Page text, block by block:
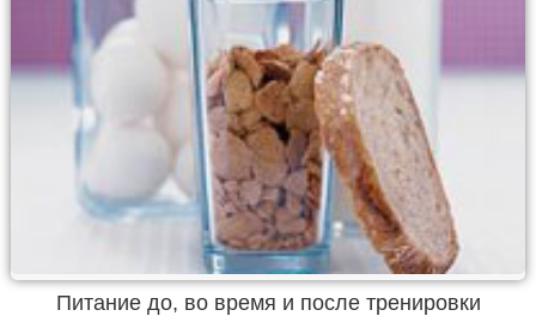
Питание до, во время и после тренировки